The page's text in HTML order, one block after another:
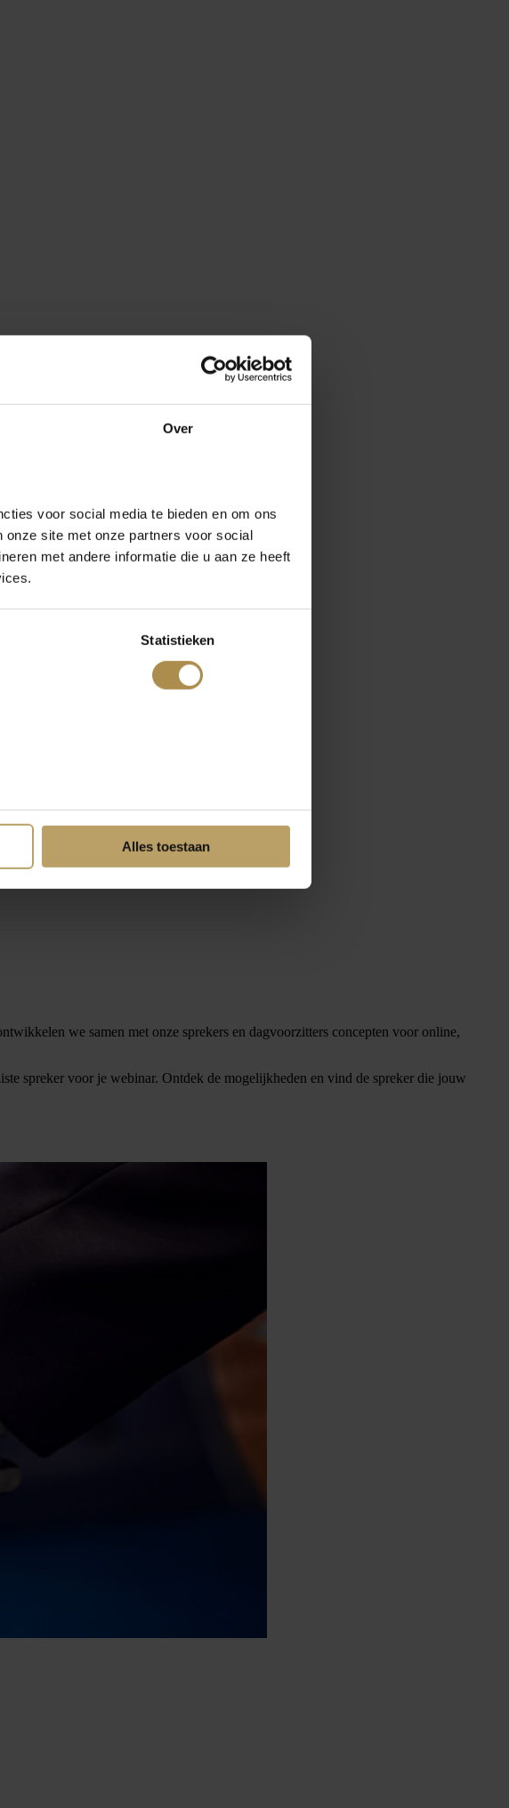
Over
voor social media te bieden en om ons
site met onze partners voor social
met andere informatie die u aan ze heeft
Statistieken
Alles toestaan
we samen met onze sprekers en dagvoorzitters concepten voor online,
spreker voor je webinar. Ontdek de mogelijkheden en vind de spreker die jouw